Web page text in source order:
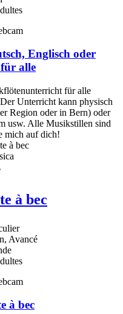
Englisch oder
alle
für alle
Unterricht kann physisch
Region oder in Bern) oder
usw. Alle Musikstillen sind
mich auf dich!
à bec
Avancé
à bec